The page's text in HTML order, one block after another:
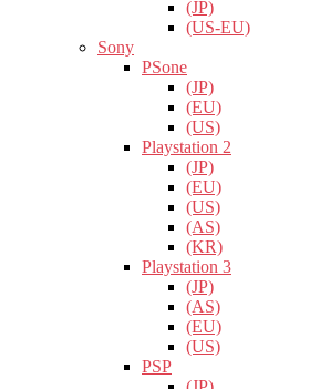
(JP)
(US-EU)
Sony
PSone
(JP)
(EU)
(US)
Playstation 2
(JP)
(EU)
(US)
(AS)
(KR)
Playstation 3
(JP)
(AS)
(EU)
(US)
PSP